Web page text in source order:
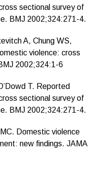
sectional survey of
BMJ 2002;324:271-4.
A, Chung WS,
violence: cross
2002;324:1-6
T. Reported
sectional survey of
BMJ 2002;324:271-4.
Domestic violence
new findings. JAMA